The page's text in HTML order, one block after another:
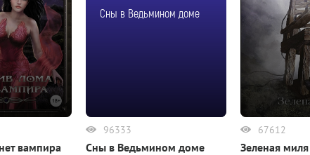
вампира
Сны в Ведьмином доме
96333
Сны в Ведьмином доме
67612
Зеленая миля